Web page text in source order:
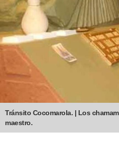
Tránsito Cocomarola. | Los
maestro.